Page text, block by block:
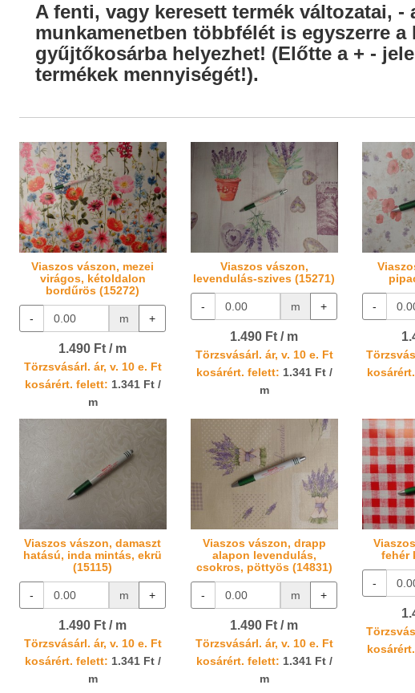
A fenti, vagy keresett termék változatai,
munkamenetben többfélét is egyszerre
gyűjtőkosárba helyezhet! (Előtte a + -
termékek mennyiségét!).
Viaszos vászon, mezei
virágos, kétoldalon
bordűrös (15272)
- m +
1.490 Ft / m
Törzsvásárl. ár, v. 10 e. Ft
kosárért. felett: 1.341 Ft /
m
Viaszos vászon,
levendulás-szives (15271)
- m +
1.490 Ft / m
Törzsvásárl. ár, v. 10 e. Ft
kosárért. felett: 1.341 Ft /
m
-
Viaszos vászon, damaszt
hatású, inda mintás, ekrü
(15115)
- m +
1.490 Ft / m
Törzsvásárl. ár, v. 10 e. Ft
kosárért. felett: 1.341 Ft /
m
Viaszos vászon, drapp
alapon levendulás,
csokros, pöttyös (14831)
- m +
1.490 Ft / m
Törzsvásárl. ár, v. 10 e. Ft
kosárért. felett: 1.341 Ft /
m
fehér
-